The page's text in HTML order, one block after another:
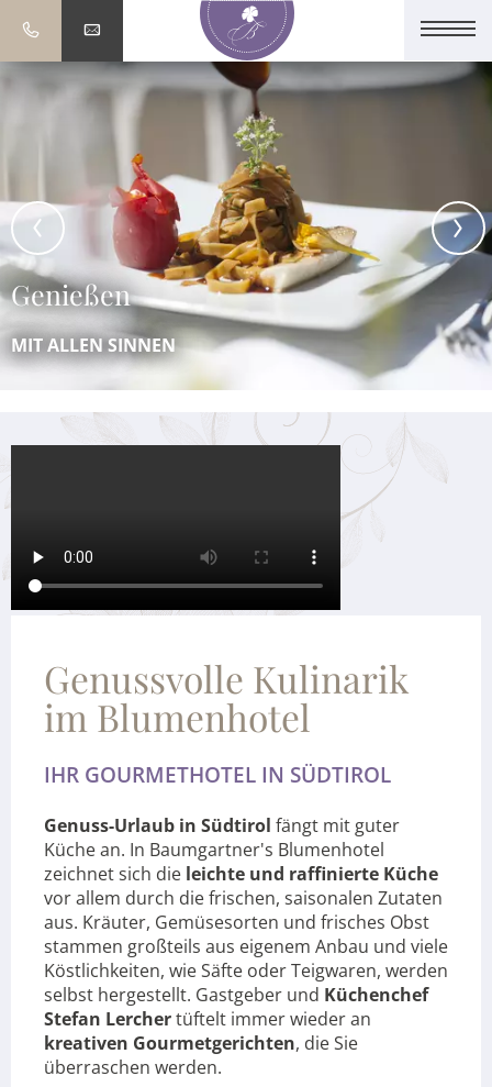
Genießen
MIT ALLEN SINNEN
Genussvolle Kulinarik
im Blumenhotel
IHR GOURMETHOTEL IN SÜDTIROL
Genuss-Urlaub in Südtirol fängt mit guter
Küche an. In Baumgartner's Blumenhotel
zeichnet sich die leichte und raffinierte Küche
vor allem durch die frischen, saisonalen Zutaten
aus. Kräuter, Gemüsesorten und frisches Obst
stammen großteils aus eigenem Anbau und viele
Köstlichkeiten, wie Säfte oder Teigwaren, werden
selbst hergestellt. Gastgeber und Küchenchef
Stefan Lerchertüftelt immer wieder an
kreativen Gourmetgerichten, die Sie
überraschen werden.